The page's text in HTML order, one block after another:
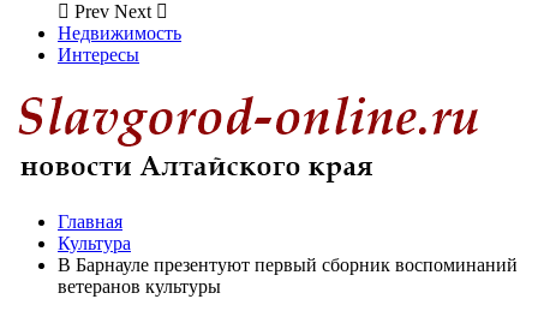
Prev Next
Недвижимость
Интересы
Главная
Культура
В Барнауле презентуют первый сборник воспоминаний
ветеранов культуры